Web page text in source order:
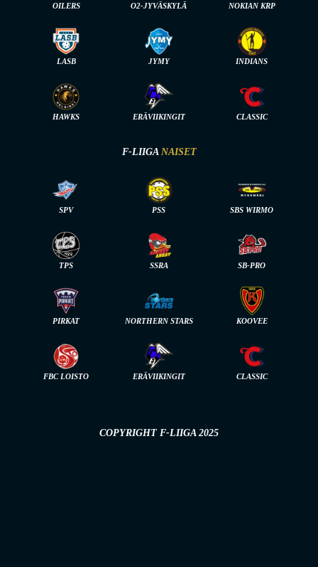
OILERS O2-JYVÄSKYLÄ NOKIAN KRP
LASB JYMY INDIANS
HAWKS ERÄVIIKINGIT CLASSIC
F-LIIGA NAISET
SPV PSS SBS WIRMO
TPS SSRA SB-PRO
PIRKAT NORTHERN STARS KOOVEE
FBC LOISTO ERÄVIIKINGIT CLASSIC
COPYRIGHT F-LIIGA 2025